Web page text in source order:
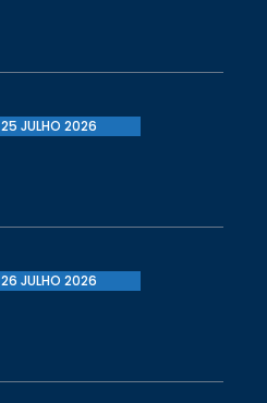
25 JULHO 2026
26 JULHO 2026